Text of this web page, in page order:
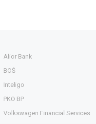
Alior Bank
BOŚ
Inteligo
PKO BP
Volkswagen Financial Services